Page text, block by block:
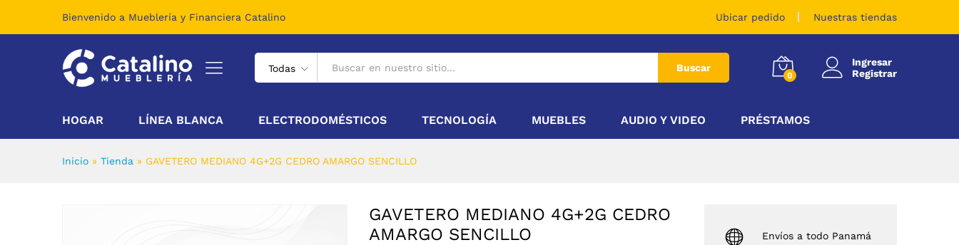
Bienvenido a Mueblería y Financiera Catalino Ubicar pedido Nuestras tiendas
Todas Buscar
0
Ingresar
Registrar
HOGAR LÍNEA BLANCA ELECTRODOMÉSTICOS TECNOLOGÍA MUEBLES AUDIO Y VIDEO PRÉSTAMOS
Inicio » Tienda » GAVETERO MEDIANO 4G+2G CEDRO AMARGO SENCILLO
GAVETERO MEDIANO 4G+2G CEDRO
AMARGO SENCILLO
Envíos a todo Panamá
Descripción
245.03 Añadir al carrito